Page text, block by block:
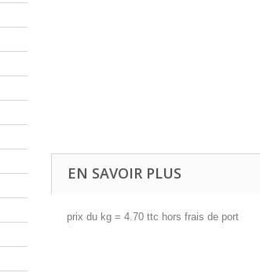
EN SAVOIR PLUS
prix du kg = 4.70 ttc hors frais de port